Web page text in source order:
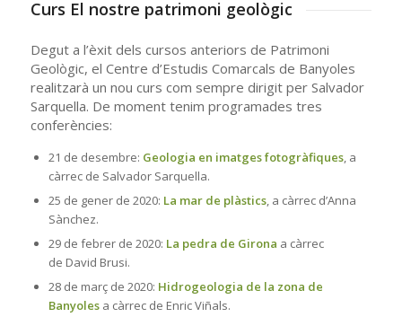
Curs El nostre patrimoni geològic
Degut a l’èxit dels cursos anteriors de Patrimoni
Geològic, el Centre d’Estudis Comarcals de Banyoles
realitzarà un nou curs com sempre dirigit per Salvador
Sarquella. De moment tenim programades tres
conferències:
21 de desembre: Geologia en imatges fotogràfiques, a
càrrec de Salvador Sarquella.
25 de gener de 2020: La mar de plàstics, a càrrec d’Anna
Sànchez.
29 de febrer de 2020: La pedra de Girona a càrrec
de David Brusi.
28 de març de 2020: Hidrogeologia de la zona de
Banyolesa càrrec de Enric Viñals.